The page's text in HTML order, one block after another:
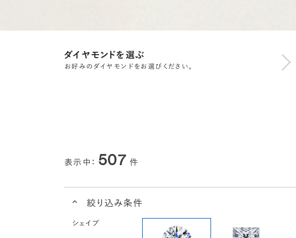
ダイヤモンドを選ぶ
お好みのダイヤモンドをお選びください。
表示中： 507 件
絞り込み条件
シェイプ